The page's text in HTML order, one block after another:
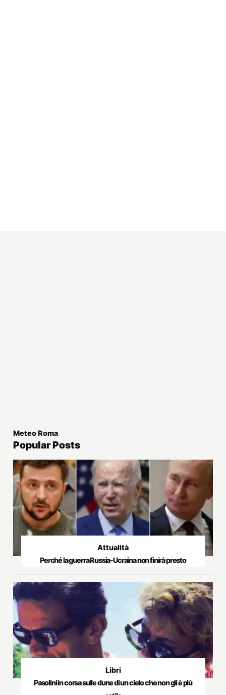
Meteo Roma
Popular Posts
Attualità
Perché la guerra Russia-Ucraina non finirà presto
Libri
Pasolini in corsa sulle dune di un cielo che non gli è più